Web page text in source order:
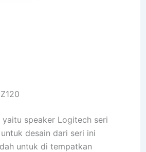
speaker Logitech seri
desain dari seri ini
untuk di tempatkan